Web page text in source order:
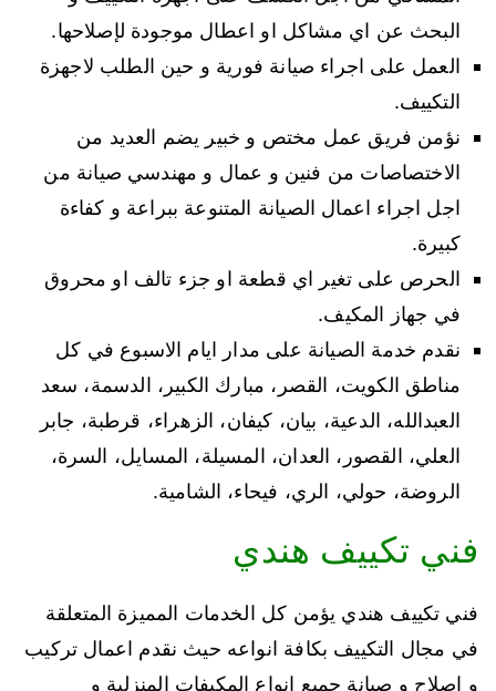
البحث عن اي مشاكل او اعطال موجودة لإصلاحها.
العمل على اجراء صيانة فورية و حين الطلب لاجهزة
التكييف.
نؤمن فريق عمل مختص و خبير يضم العديد من
الاختصاصات من فنين و عمال و مهندسي صيانة من
اجل اجراء اعمال الصيانة المتنوعة ببراعة و كفاءة
كبيرة.
الحرص على تغير اي قطعة او جزء تالف او محروق
في جهاز المكيف.
نقدم خدمة الصيانة على مدار ايام الاسبوع في كل
مناطق الكويت، القصر، مبارك الكبير، الدسمة، سعد
العبدالله، الدعية، بيان، كيفان، الزهراء، قرطبة، جابر
العلي، القصور، العدان، المسيلة، المسايل، السرة،
الروضة، حولي، الري، فيحاء، الشامية.
فني تكييف هندي
فني تكييف هندي يؤمن كل الخدمات المميزة المتعلقة
في مجال التكييف بكافة انواعه حيث نقدم اعمال تركيب
و اصلاح و صيانة جميع انواع المكيفات المنزلية و